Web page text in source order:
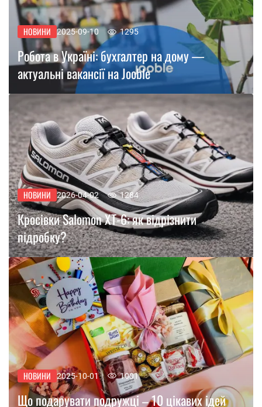
НОВИНИ 2025-09-10 1295
Робота в Україні: бухгалтер на дому —
актуальні вакансії на Jooble
НОВИНИ 2026-04-02 1284
Кросівки Salomon XT-6: як відрізнити
підробку?
НОВИНИ 2025-10-01 1001
Що подарувати подружці – 10 цікавих ідей